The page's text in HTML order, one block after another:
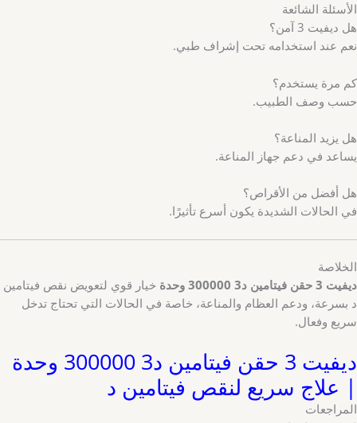
الأسئلة الشائعة
هل ديفيت 3 آمن؟
نعم عند استخدامه تحت إشراف طبي.
كم مرة يستخدم؟
حسب وصف الطبيب.
هل يزيد المناعة؟
يساعد في دعم جهاز المناعة.
هل أفضل من الأقراص؟
في الحالات الشديدة يكون أسرع تأثيرًا.
الخلاصة
ديفيت 3 حقن فيتامين د3 300000 وحدة
خيار قوي لتعويض نقص فيتامين
د بسرعة، ودعم العظام والمناعة، خاصة في الحالات التي تحتاج تدخل
سريع وفعال.
ديفيت 3 حقن فيتامين د3 300000 وحدة
| علاج سريع لنقص فيتامين د
المراجعات